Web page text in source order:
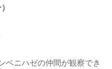
ベニハゼの仲間が観察でき